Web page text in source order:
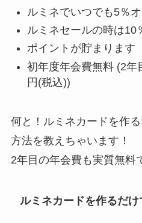
ルミネでいつでも5％
ルミネセールの時は10
ポイントが貯まります
初年度年会費無料 (2年
円(税込))
何と！ルミネカードを作
方法を教えちゃいます！
2年目の年会費も実質無料
ルミネカードを作るだ